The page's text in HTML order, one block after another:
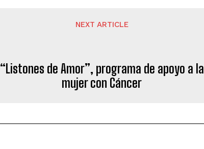
NEXT ARTICLE
“Listones de Amor”, programa de apoyo a la
mujer con Cáncer